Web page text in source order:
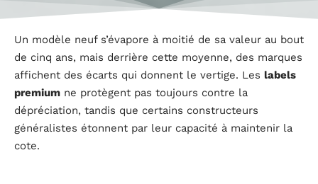
Un modèle neuf s’évapore à moitié de sa valeur au bout
de cinq ans, mais derrière cette moyenne, des marques
affichent des écarts qui donnent le vertige. Les labels
premium ne protègent pas toujours contre la
dépréciation, tandis que certains constructeurs
généralistes étonnent par leur capacité à maintenir la
cote.